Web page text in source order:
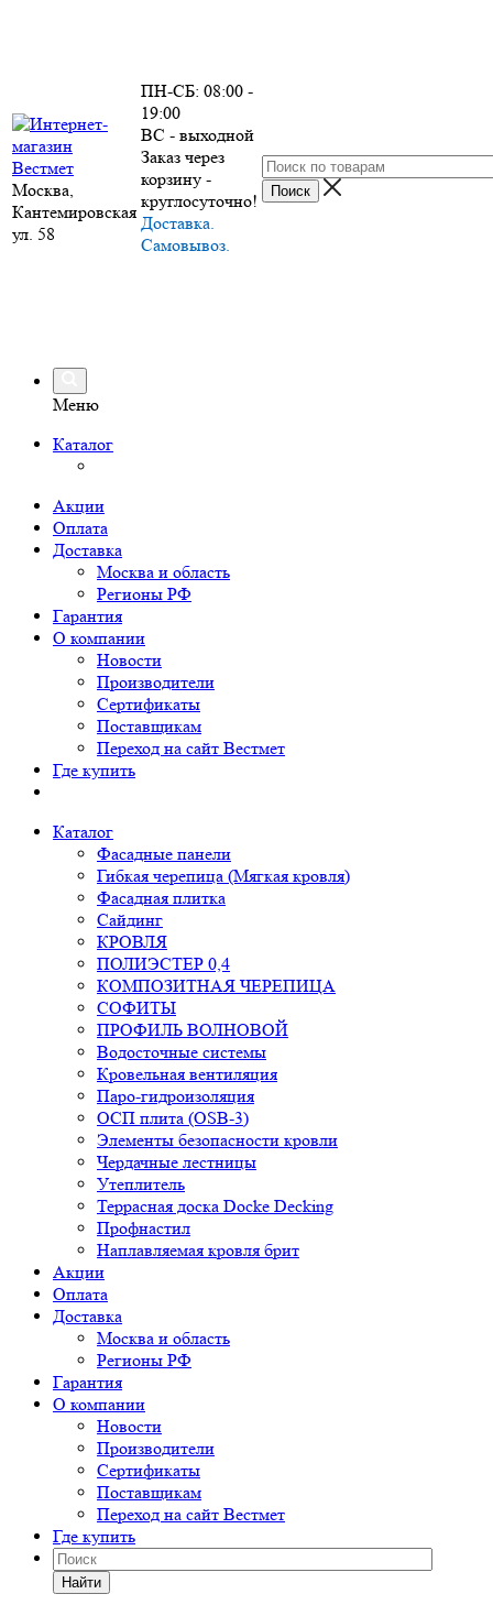
Москва,
Кантемировская
ул. 58
ПН-СБ: 08:00 -
19:00
ВС - выходной
Заказ через
корзину -
круглосуточно!
Доставка.
Самовывоз.
Меню
Каталог
Акции
Оплата
Доставка
Москва и область
Регионы РФ
Гарантия
О компании
Новости
Производители
Сертификаты
Поставщикам
Переход на сайт Вестмет
Где купить
Каталог
Фасадные панели
Гибкая черепица (Мягкая кровля)
Фасадная плитка
Сайдинг
КРОВЛЯ
ПОЛИЭСТЕР 0,4
КОМПОЗИТНАЯ ЧЕРЕПИЦА
СОФИТЫ
ПРОФИЛЬ ВОЛНОВОЙ
Водосточные системы
Кровельная вентиляция
Паро-гидроизоляция
ОСП плита (OSB-3)
Элементы безопасности кровли
Чердачные лестницы
Утеплитель
Террасная доска Docke Decking
Профнастил
Наплавляемая кровля брит
Акции
Оплата
Доставка
Москва и область
Регионы РФ
Гарантия
О компании
Новости
Производители
Сертификаты
Поставщикам
Переход на сайт Вестмет
Где купить
Найти